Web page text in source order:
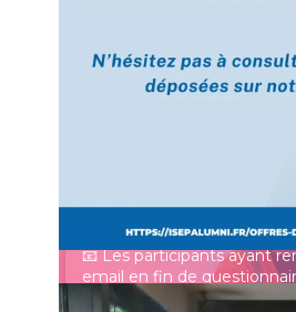
[Enquête IESF 2026] Top
👩‍🎓 Ingénieurs diplômés,
mai pour participer et faire
Depuis plus de 60 ans,
un panorama complet de
professionnelle des
français.
📧 Les participants ayant
email en fin de
synthèse des résultats...
Prénom
Mot de passe